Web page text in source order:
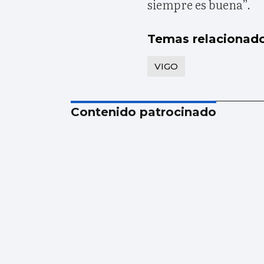
siempre es buena”.
Temas
VIGO
Contenido patrocinado